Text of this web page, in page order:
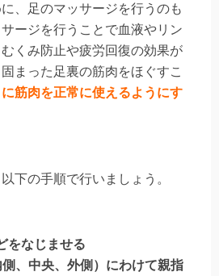
、足のマッサージを行うのも
ージを行うことで血液やリン
くみ防止や疲労回復の効果が
まった足裏の筋肉をほぐすこ
筋肉を正常に使えるようにす
下の手順で行いましょう。
をなじませる
、中央、外側）にわけて親指